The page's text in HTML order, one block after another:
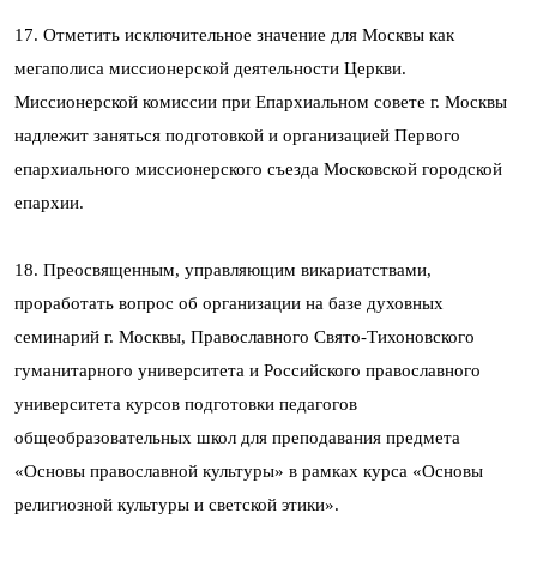
17. Отметить исключительное значение для Москвы как
мегаполиса миссионерской деятельности Церкви.
Миссионерской комиссии при Епархиальном совете г. Москвы
надлежит заняться подготовкой и организацией Первого
епархиального миссионерского съезда Московской городской
епархии.
18. Преосвященным, управляющим викариатствами,
проработать вопрос об организации на базе духовных
семинарий г. Москвы, Православного Свято-Тихоновского
гуманитарного университета и Российского православного
университета курсов подготовки педагогов
общеобразовательных школ для преподавания предмета
«Основы православной культуры» в рамках курса «Основы
религиозной культуры и светской этики».